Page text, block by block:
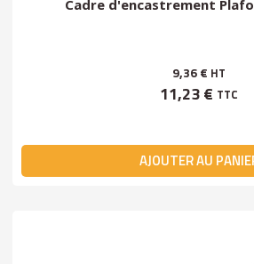
Cadre d'encastrement
9,36 € HT
11,23 € TTC
AJOUTER AU